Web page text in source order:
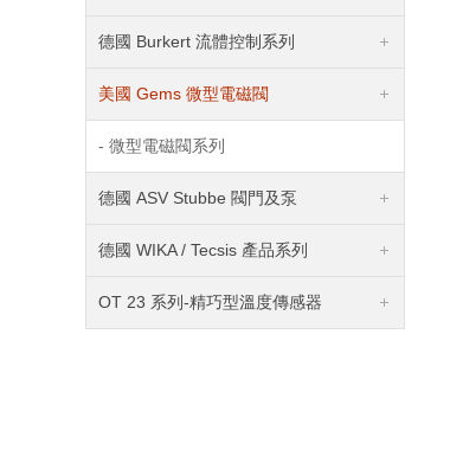
德國 Burkert 流體控制系列
美國 Gems 微型電磁閥
- 微型電磁閥系列
德國 ASV Stubbe 閥門及泵
德國 WIKA / Tecsis 產品系列
OT 23 系列-精巧型溫度傳感器